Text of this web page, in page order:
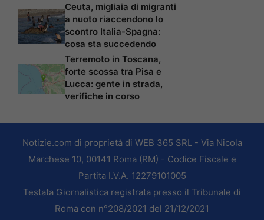
Ceuta, migliaia di migranti
a nuoto riaccendono lo
scontro Italia-Spagna:
cosa sta succedendo
Terremoto in Toscana,
forte scossa tra Pisa e
Lucca: gente in strada,
verifiche in corso
Notizie.com di proprietà di WEB 365 SRL - Via Nicola
Marchese 10, 00141 Roma (RM) - Codice Fiscale e
Partita I.V.A. 12279101005
Testata Giornalistica registrata presso il Tribunale di
Roma con n°208/2021 del 21/12/2021